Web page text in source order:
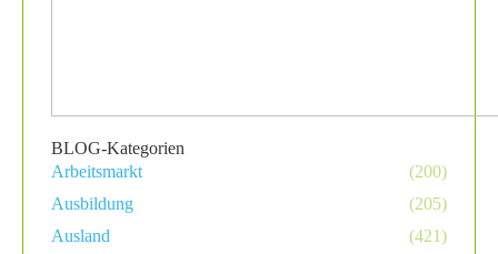
BLOG-Kategorien
Arbeitsmarkt
(200)
Ausbildung
(205)
Ausland
(421)